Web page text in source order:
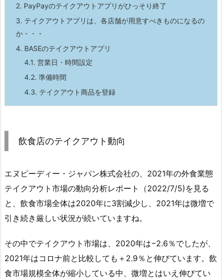
2. PayPayのテイクアウトアプリがひっそり終了
3. テイクアウトアプリは、各店舗が用意すべきものになるの
か・・・
4. BASEのテイクアウトアプリ
4.1. 営業日・時間設定
4.2. 準備時間
4.3. テイクアウト商品を登録
飲食店のテイクアウト動向
エヌピーディー・ジャパン株式会社の、2021年の外食業態
テイクアウト市場の動向分析レポート（2022/7/5)を見る
と、飲食市場全体は2020年に3割減少し、2021年は微増で
引き続き厳しい状況が続いていますね。
その中でテイクアウト市場は、2020年は−2.6％でしたが、
2021年はコロナ前と比較しても＋2.9％と伸びています。飲
食市場規模全体が縮小している中、微増とはいえ伸びてい